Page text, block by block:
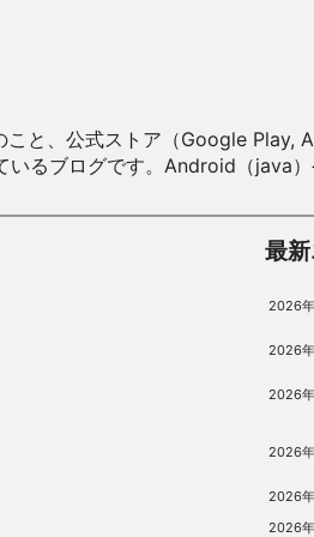
と、公式ストア（Google Play,
いるブログです。Android（java
最
2026
2026
2026
2026
2026
2026